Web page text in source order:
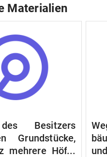
Materialien
Besitzers
Grundstücke,
mehrere Höfe.